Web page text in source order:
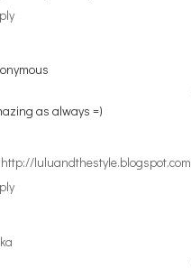
as always =)
http://luluandthestyle.blogspot.com